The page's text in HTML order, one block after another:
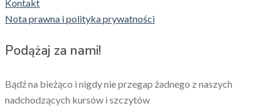
Kontakt
Nota prawna i polityka prywatności
Podążaj za nami!
Bądź na bieżąco i nigdy nie przegap żadnego z naszych
nadchodzących kursów i szczytów